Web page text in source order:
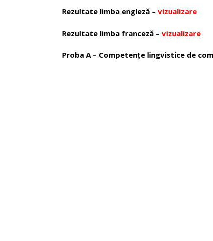
Rezultate limba engleză – vizualizare
Rezultate limba franceză – vizualizare
Proba A – Competenţe lingvistice de